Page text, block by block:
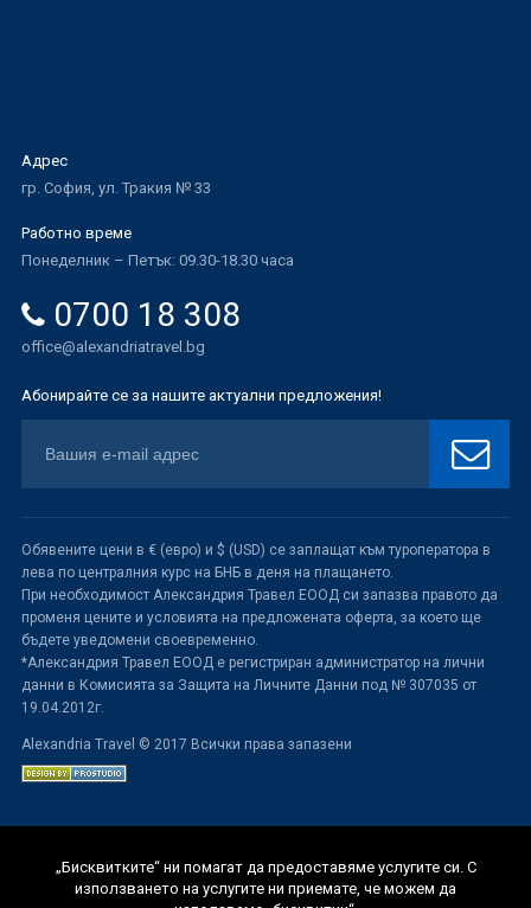
Адрес
гр. София, ул. Тракия № 33
Работно време
Понеделник – Петък: 09.30-18.30 часа
0700 18 308
office@alexandriatravel.bg
Абонирайте се за нашите актуални предложения!
Обявените цени в € (евро) и $ (USD) се заплащат към туроператора в
лева по централния курс на БНБ в деня на плащането.
При необходимост Александрия Травел ЕООД си запазва правото да
променя цените и условията на предложената оферта, за което ще
бъдете уведомени своевременно.
*Александрия Травел ЕООД е регистриран администратор на лични
данни в Комисията за Защита на Личните Данни под № 307035 от
19.04.2012г.
Alexandria Travel © 2017 Всички права запазени
„Бисквитките“ ни помагат да предоставяме услугите си. С
използването на услугите ни приемате, че можем да